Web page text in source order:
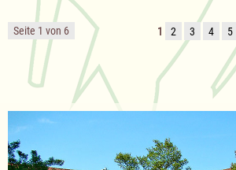
Seite 1 von 6 1 2 3 4 5